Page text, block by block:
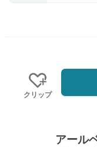
クリップ
アール